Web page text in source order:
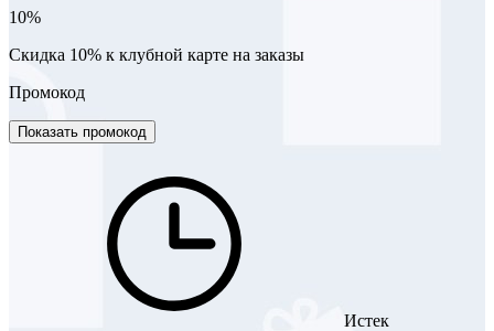
10%
Cкидка 10% к клубной карте на заказы
Промокод
Показать промокод
Истек